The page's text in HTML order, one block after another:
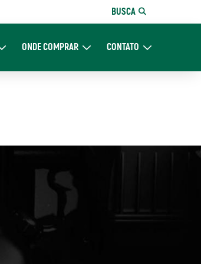
BUSCA
ONDE COMPRARExpand Onde Comprar
CONTATOExpand Contato